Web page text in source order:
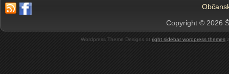
Copyright © 2026
Wordpress Theme Designs at right sidebar wordpress themes